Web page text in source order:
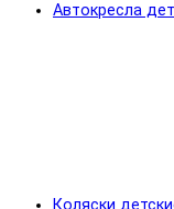
Автокресла